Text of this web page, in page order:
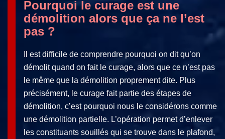
Pourquoi le curage est une
démolition alors que ça ne l’est
pas ?
Il est difficile de comprendre pourquoi on dit qu’on
démolit quand on fait le curage, alors que ce n’est pas
le même que la démolition proprement dite. Plus
précisément, le curage fait partie des étapes de
démolition, c’est pourquoi nous le considérons comme
une démolition partielle. L’opération permet d’enlever
les constituants souillés qui se trouve dans le plafond,